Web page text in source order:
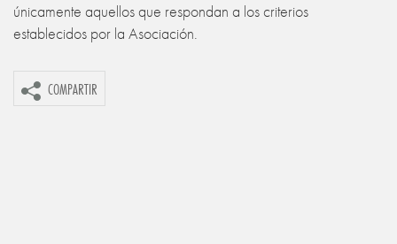
únicamente aquellos que respondan a los criterios
establecidos por la Asociación.
COMPARTIR